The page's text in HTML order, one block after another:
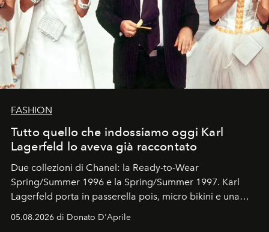
FASHION
Tutto quello che indossiamo oggi Karl
Lagerfeld lo aveva già raccontato
Due collezioni di Chanel: la Ready-to-Wear
Spring/Summer 1996 e la Spring/Summer 1997. Karl
Lagerfeld porta in passerella pois, micro bikini e una
logomania pensata per la spiaggia
Kate, Claudia e Carla una dietro l'altra. Trent'anni dopo,
05.08.2026 di Donato D'Aprile